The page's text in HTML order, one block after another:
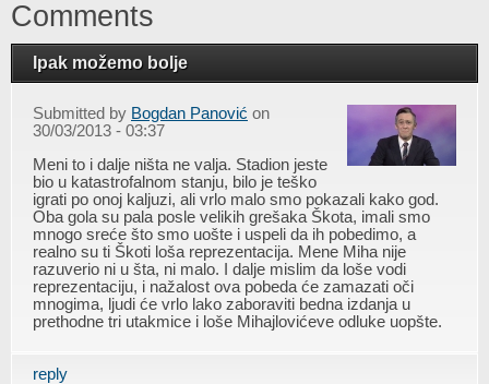
Comments
Ipak možemo bolje
Submitted by Bogdan Panović on
30/03/2013 - 03:37
Meni to i dalje ništa ne valja. Stadion jeste
bio u katastrofalnom stanju, bilo je teško
igrati po onoj kaljuzi, ali vrlo malo smo pokazali kako god.
Oba gola su pala posle velikih grešaka Škota, imali smo
mnogo sreće što smo uošte i uspeli da ih pobedimo, a
realno su ti Škoti loša reprezentacija. Mene Miha nije
razuverio ni u šta, ni malo. I dalje mislim da loše vodi
reprezentaciju, i nažalost ova pobeda će zamazati oči
mnogima, ljudi će vrlo lako zaboraviti bedna izdanja u
prethodne tri utakmice i loše Mihajlovićeve odluke uopšte.
reply